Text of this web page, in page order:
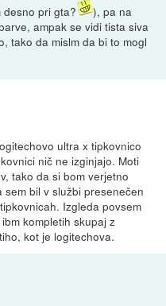
pri gta?
), pa na
ampak se vidi tista siva
tako da mislm da bi to mogl
ultra x tipkovnico
nič ne izginjajo. Moti
tako da si bom verjetno
bil v službi presenečen
Izgleda povsem
kompletih skupaj z
kot je logitechova.